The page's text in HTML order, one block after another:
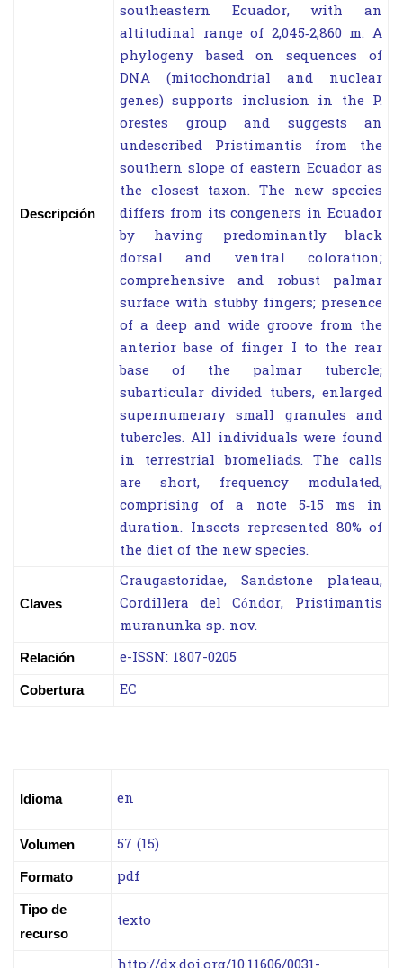
Descripción
southeastern Ecuador, with an
altitudinal range of 2,045‑2,860 m. A
phylogeny based on sequences of
DNA (mitochondrial and nuclear
genes) supports inclusion in the P.
orestes group and suggests an
undescribed Pristimantis from the
southern slope of eastern Ecuador as
the closest taxon. The new species
differs from its congeners in Ecuador
by having predominantly black
dorsal and ventral coloration;
comprehensive and robust palmar
surface with stubby fingers; presence
of a deep and wide groove from the
anterior base of finger I to the rear
base of the palmar tubercle;
subarticular divided tubers, enlarged
supernumerary small granules and
tubercles. All individuals were found
in terrestrial bromeliads. The calls
are short, frequency modulated,
comprising of a note 5‑15 ms in
duration. Insects represented 80% of
the diet of the new species.
Claves
Craugastoridae, Sandstone plateau,
Cordillera del Cóndor, Pristimantis
muranunka sp. nov.
Relación e-ISSN: 1807-0205
Cobertura EC
Idioma en
Volumen 57 (15)
Formato pdf
Tipo de
recurso
texto